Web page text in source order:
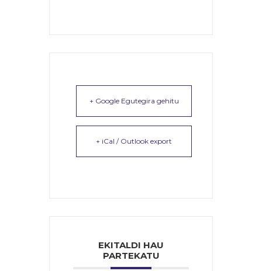
+ Google Egutegira gehitu
+ iCal / Outlook export
EKITALDI HAU
PARTEKATU